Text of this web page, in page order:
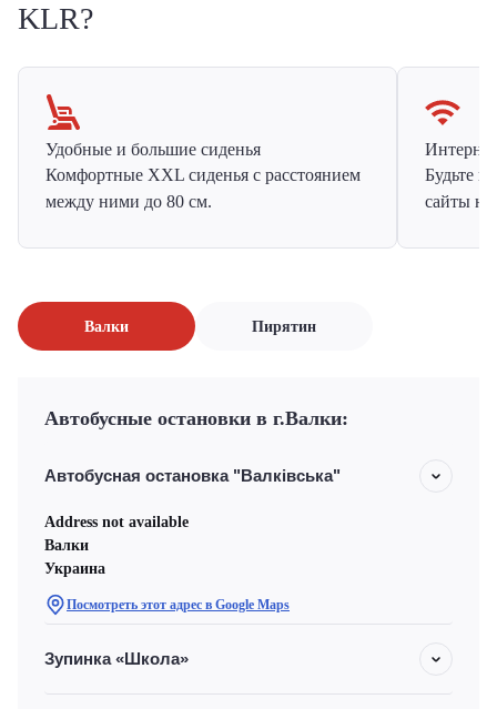
KLR?
Удобные и большие сиденья
Комфортные XXL сиденья с расстоянием
между ними до 80 см.
Будьте
сайты на
Валки Пирятин
Автобусные остановки в г.Валки:
Автобусная остановка "Валківська"
Address not available
Валки
Украина
Посмотреть этот адрес в Google Maps
Зупинка «Школа»